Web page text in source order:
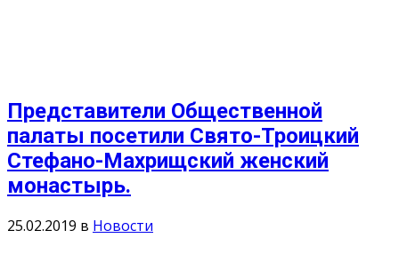
Представители Общественной
палаты посетили Свято-Троицкий
Стефано-Махрищский женский
монастырь.
25.02.2019 в Новости